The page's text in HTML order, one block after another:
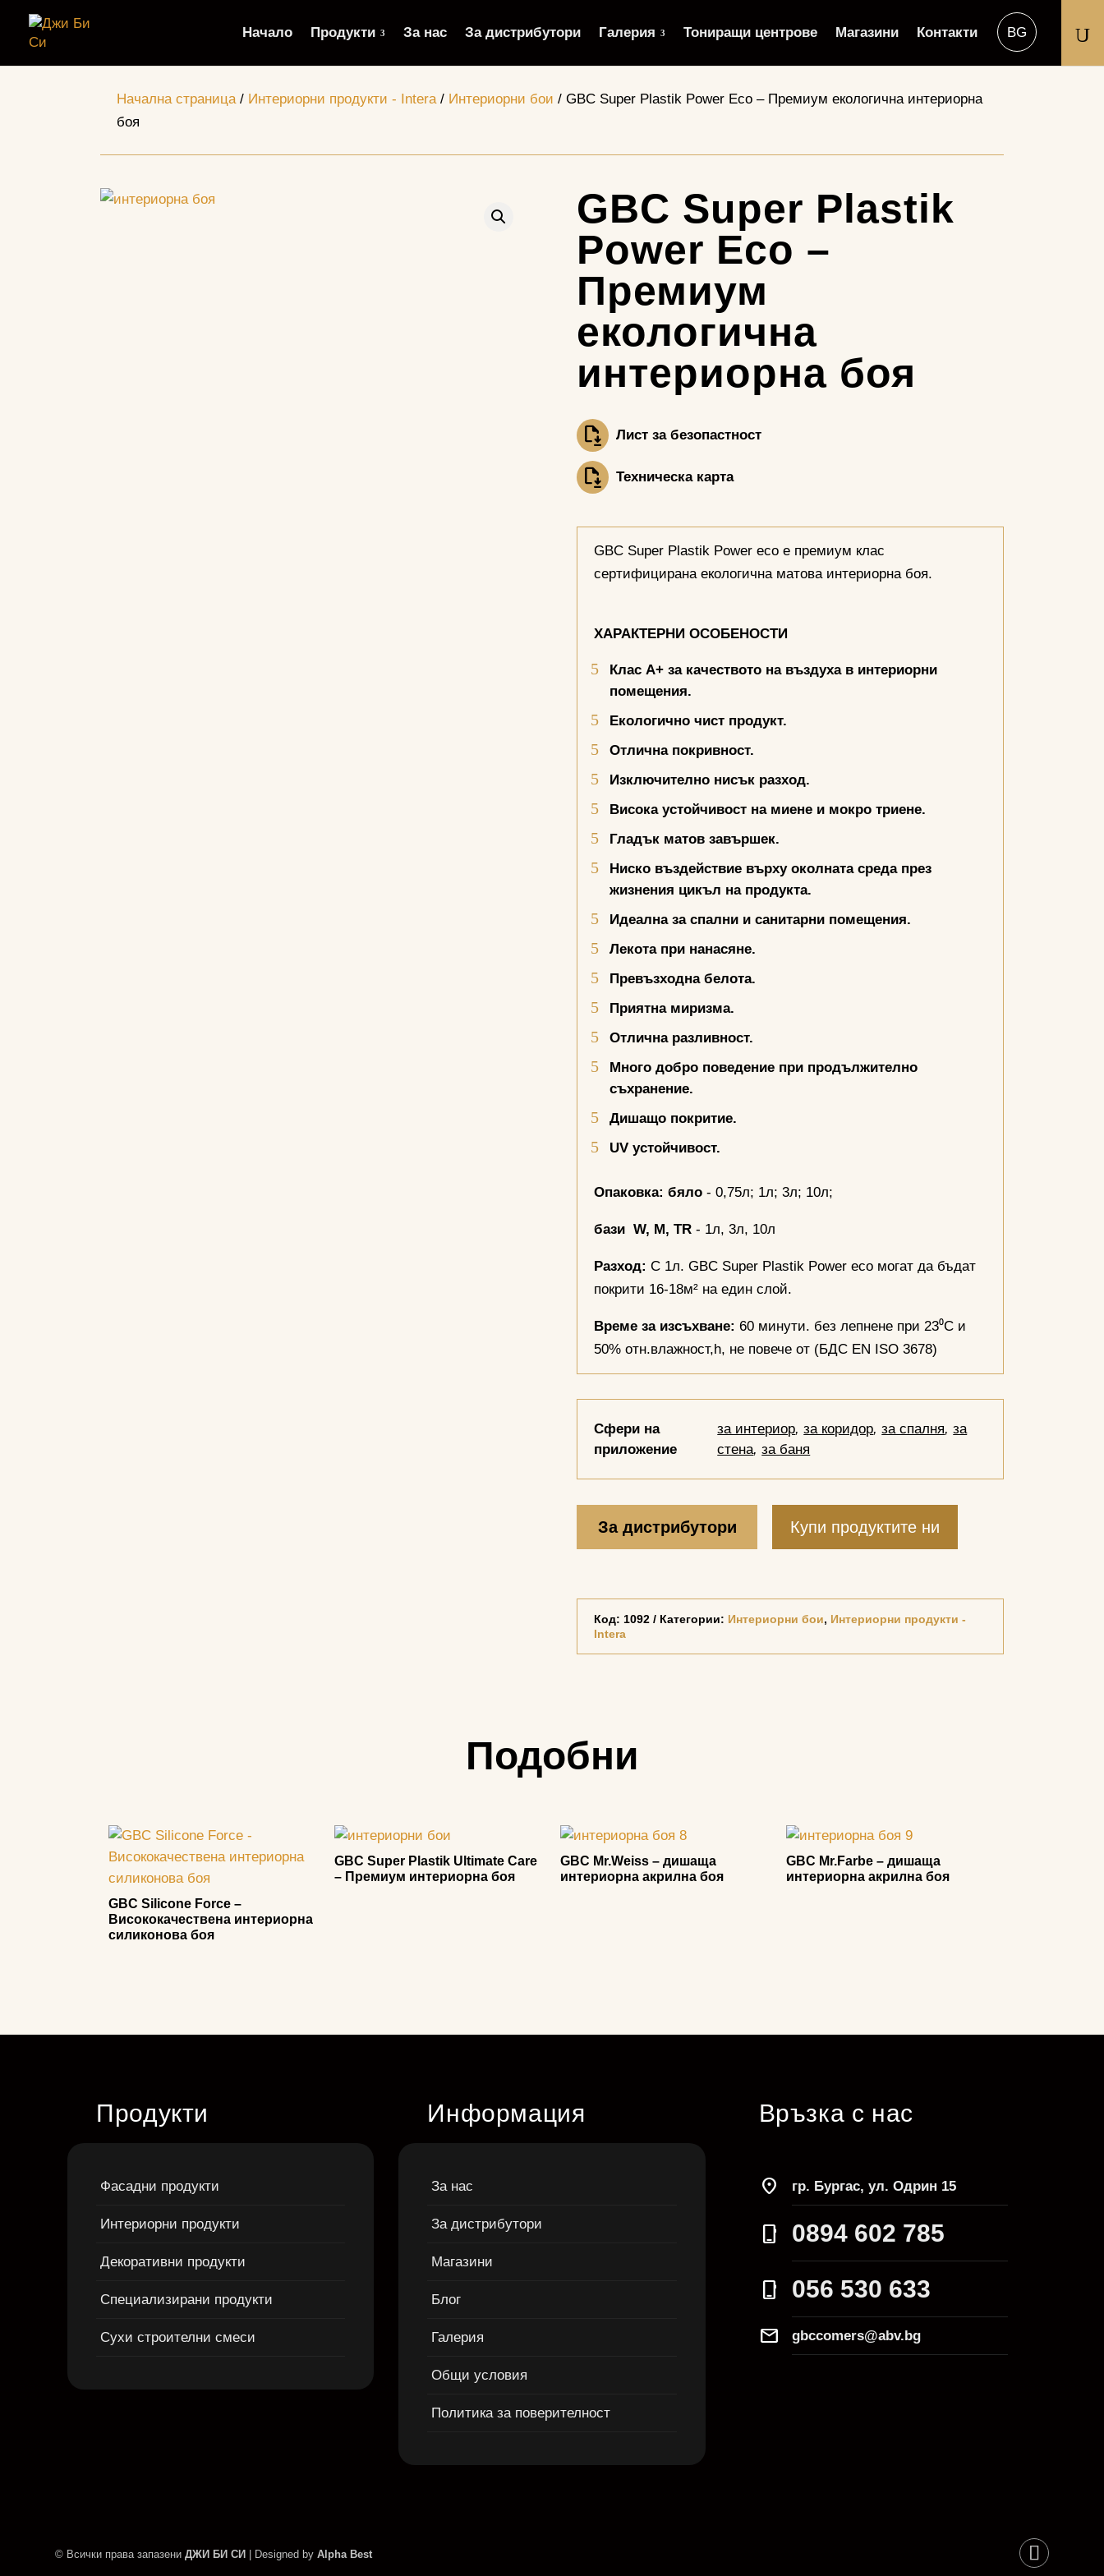
Начало Продукти За нас За дистрибутори Галерия Тониращи центрове Магазини Контакти U
Начална страница/ Интериорни продукти - Intera/ Интериорни бои / GBC Super Plastik Power Eco – Премиум екологична интериорна
боя
GBC Super Plastik
Power Eco –
Премиум
екологична
интериорна боя
Лист за безопастност
Техническа карта
GBC Super Plastik Power eco е премиум клас
сертифицирана екологична матова интериорна боя.
ХАРАКТЕРНИ ОСОБЕНОСТИ
Клас А+ за качеството на въздуха в интериорни
помещения.
Екологично чист продукт.
Отлична покривност.
Изключително нисък разход.
Висока устойчивост на миене и мокро триене.
Гладък матов завършек.
Ниско въздействие върху околната среда през
жизнения цикъл на продукта.
Идеална за спални и санитарни помещения.
Лекота при нанасяне.
Превъзходна белота.
Приятна миризма.
Отлична разливност.
Много добро поведение при продължително
съхранение.
Дишащо покритие.
UVустойчивост.
Опаковка: бяло - 0,75л; 1л; 3л; 10л;
бази W, M ,TR - 1л, 3л, 10л
Разход: С 1л. GBC Super Plastik Power eco могат да бъдат
покрити 16-18м² на един слой.
Време за изсъхване: 60 минути. без лепнене при 23⁰С и
50% отн.влажност,h, не повече от (БДС EN ISO 3678)
Сфери на
приложение
за интериор,за коридор,за спалня,за
стена,за баня
За дистрибутори Купи продуктите ни
Код: 1092 Категории: Интериорни бои, Интериорни продукти -
Intera
Подобни
GBC Silicone Force –
Висококачествена интериорна
силиконова боя
GBC Super Plastik Ultimate Care
– Премиум интериорна боя
GBC Mr.Weiss – дишаща
интериорна акрилна боя
GBC Mr.Farbe – дишаща
интериорна акрилна боя
Продукти
Фасадни продукти
Интериорни продукти
Декоративни продукти
Специализирани продукти
Сухи строителни смеси
Информация
За нас
За дистрибутори
Магазини
Блог
Галерия
Общи условия
Политика за поверителност
Връзка с нас
location_on гр. Бургас, ул. Одрин 15
phone_iphone 0894 602 785
phone_iphone 056 530 633
Mail gbccomers@abv.bg
© Всички права запазениДЖИ БИ СИ | Designed byAlpha Best